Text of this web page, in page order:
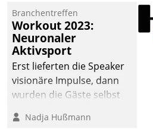
Mammutprojekte
meistern und Workloads
wuppen – bei zunehmend
anspruchsvollen
Aufgaben und
abnehmendem
Branchentreffen
Workout 2023:
Neuronaler
Aktivsport
Erst lieferten die Speaker
visionäre Impulse, dann
wurden die Gäste selbst
methodisch
Nadja Hußmann